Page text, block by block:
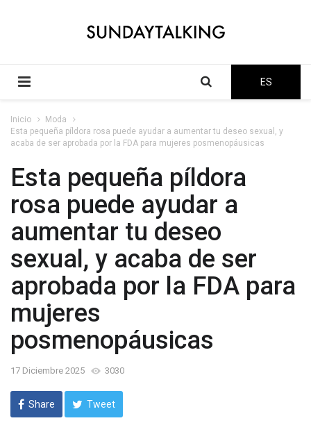
ES
Inicio
Moda
Esta pequeña píldora rosa puede ayudar a aumentar tu deseo sexual, y
acaba de ser aprobada por la FDA para mujeres posmenopáusicas
Esta pequeña píldora
rosa puede ayudar a
aumentar tu deseo
sexual, y acaba de ser
aprobada por la FDA para
mujeres
posmenopáusicas
17 Diciembre 2025 3030
Share Tweet